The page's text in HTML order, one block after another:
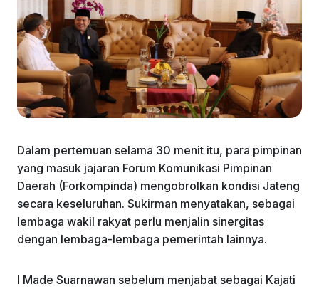
Dalam pertemuan selama 30 menit itu, para pimpinan
yang masuk jajaran Forum Komunikasi Pimpinan
Daerah (Forkompinda) mengobrolkan kondisi Jateng
secara keseluruhan. Sukirman menyatakan, sebagai
lembaga wakil rakyat perlu menjalin sinergitas
dengan lembaga-lembaga pemerintah lainnya.
I Made Suarnawan sebelum menjabat sebagai Kajati